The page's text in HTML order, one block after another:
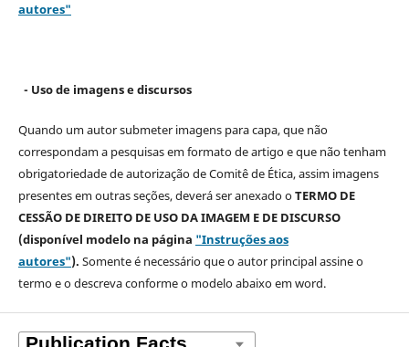
autores"
- Uso de imagens e discursos
Quando um autor submeter imagens para capa, que não
correspondam a pesquisas em formato de artigo e que não tenham
obrigatoriedade de autorização de Comitê de Ética, assim imagens
presentes em outras seções, deverá ser anexado oTERMO DE
CESSÃO DE DIREITO DE USO DA IMAGEM E DE DISCURSO
(disponível modelo na página "Instruções aos
autores"). Somente é necessário que o autor principal assine o
termo e o descrevaconforme o modelo abaixo em word.